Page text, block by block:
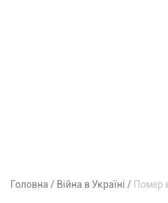
Головна Війна в Україні